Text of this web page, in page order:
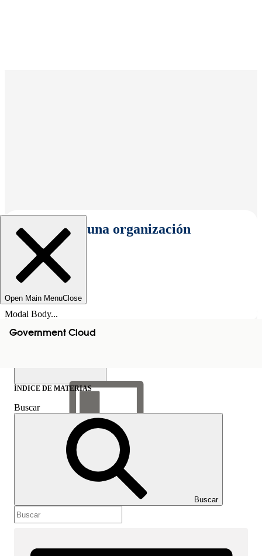
Seleccionar una organización
Open Main MenuClose
Modal Body...
Government Cloud
Mostrar índice de
materias
Índice de materias
ÍNDICE DE MATERIAS
Buscar
Buscar